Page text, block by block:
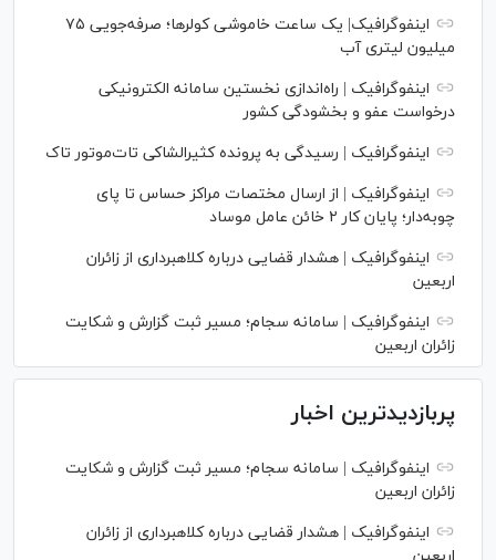
اینفوگرافیک| یک ساعت خاموشی کولرها؛ صرفه‌جویی ۷۵
میلیون لیتری آب
اینفوگرافیک | راه‌اندازی نخستین سامانه الکترونیکی
درخواست عفو و بخشودگی کشور
اینفوگرافیک | رسیدگی به پرونده کثیرالشاکی تات‌موتور تاک
اینفوگرافیک | از ارسال مختصات مراکز حساس تا پای
چوبه‌دار؛ پایان کار ۲ خائن عامل موساد
اینفوگرافیک | هشدار قضایی درباره کلاهبرداری از زائران
اربعین
اینفوگرافیک | سامانه سجام؛ مسیر ثبت گزارش و شکایت
زائران اربعین
پربازدیدترین اخبار
اینفوگرافیک | سامانه سجام؛ مسیر ثبت گزارش و شکایت
زائران اربعین
اینفوگرافیک | هشدار قضایی درباره کلاهبرداری از زائران
اربعین